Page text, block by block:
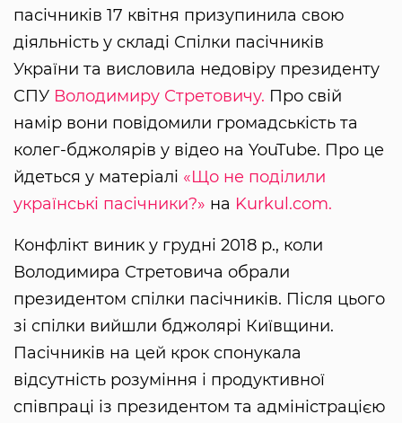
пасічників 17 квітня призупинила свою
діяльність у складі Спілки пасічників
України та висловила недовіру президенту
СПУ Володимиру Стретовичу. Про свій
намір вони повідомили громадськість та
колег-бджолярів у відео на YouTube. Про це
йдеться у матеріалі «Що не поділили
українські пасічники?» на Kurkul.com.
Конфлікт виник у грудні 2018 р., коли
Володимира Стретовича обрали
президентом спілки пасічників. Після цього
зі спілки вийшли бджолярі Київщини.
Пасічників на цей крок спонукала
відсутність розуміння і продуктивної
співпраці із президентом та адміністрацією